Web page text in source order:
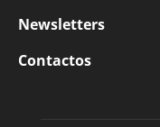
Newsletters
Contactos